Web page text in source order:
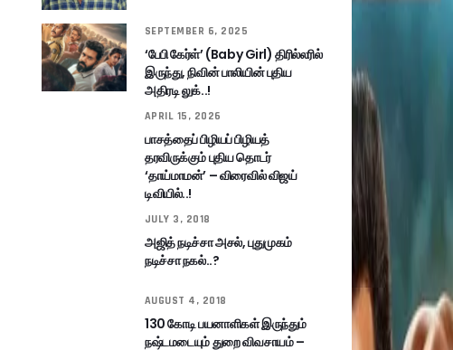
SEPTEMBER 6, 2025
‘பேபி கேர்ள்’ (Baby Girl) திரில்லரில்
இருந்து, நிவின் பாலியின் புதிய
அதிரடி லுக்..!
APRIL 15, 2026
பாசத்தைப் பிழியப் பிழியத்
தரவிருக்கும் புதிய தொடர்
‘தாய்மாமன்’ – விரைவில் விஜய்
டிவியில்..!
JULY 3, 2018
அஜித் நடிச்சா அசல், புதுமுகம்
நடிச்சா நகல்..?
AUGUST 4, 2018
130 கோடி பயனாளிகள் இருந்தும்
நஷ்டமடையும் துறை விவசாயம் –